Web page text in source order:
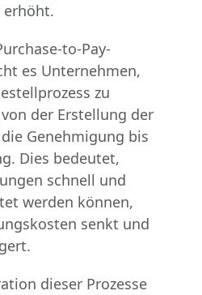
erhöht.
to-Pay-
es Unternehmen,
zu
der Erstellung der
Genehmigung bis
Dies bedeutet,
schnell und
werden können,
senkt und
dieser Prozesse